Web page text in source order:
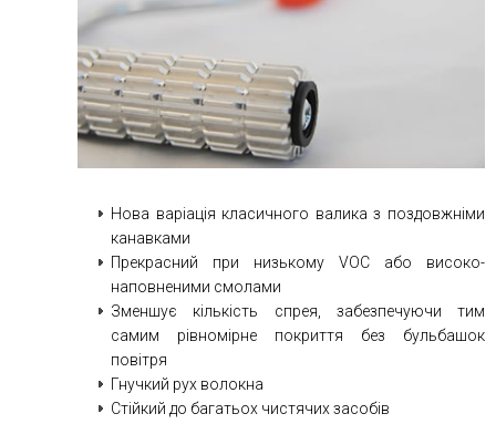
Нова варіація класичного валика з поздовжніми
канавками
Прекрасний при низькому VOC або високо-
наповненими смолами
Зменшує кількість спрея, забезпечуючи тим
самим рівномірне покриття без бульбашок
повітря
Гнучкий рух волокна
Стійкий до багатьох чистячих засобів